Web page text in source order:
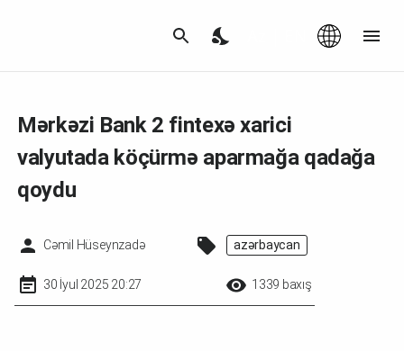
Mərkəzi Bank 2 fintexə xarici
valyutada köçürmə aparmağa qadağa
qoydu
Cəmil Hüseynzadə azərbaycan
30 İyul 2025 20:27 1339 baxış